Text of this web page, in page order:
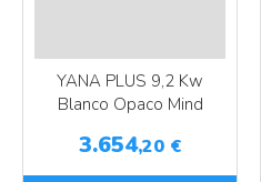
YANA PLUS 9,2 Kw
Blanco Opaco Mind
3.654,20 €